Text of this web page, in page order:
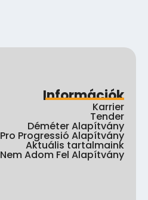
Információk
Karrier
Tender
Déméter Alapítvány
Pro Progressió Alapítvány
Aktuális tartalmaink
Nem Adom Fel Alapítvány